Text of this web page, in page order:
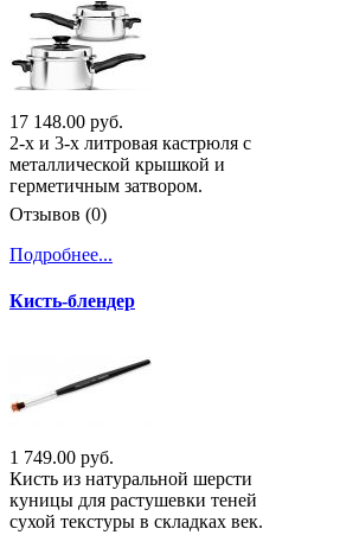
17 148.00 руб.
2-х и 3-х литровая кастрюля с
металлической крышкой и
герметичным затвором.
Отзывов (0)
Подробнее...
Кисть-блендер
1 749.00 руб.
Кисть из натуральной шерсти
куницы для растушевки теней
сухой текстуры в складках век.